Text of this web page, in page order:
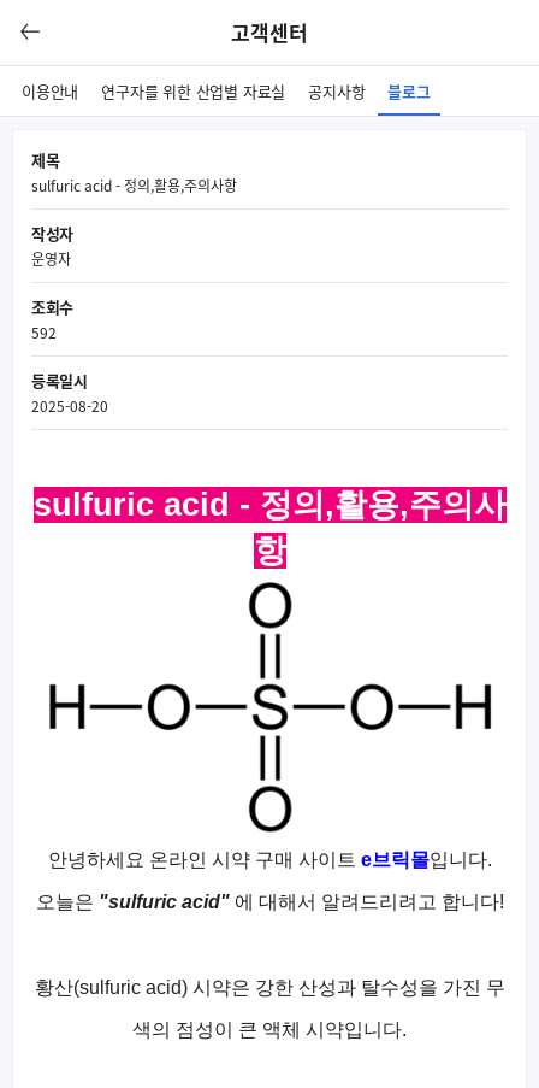
고객센터
이용안내 연구자를 위한 산업별 자료실 공지사항 블로그
제목
sulfuric acid - 정의,활용,주의사항
작성자
운영자
조회수
592
등록일시
2025-08-20
sulfuric acid - 정의,활용,주의사
항
안녕하세요 온라인 시약 구매 사이트 e브릭몰입니다.
오늘은 "sulfuric acid" 에 대해서 알려드리려고 합니다!
황산(sulfuric acid) 시약은 강한 산성과 탈수성을 가진 무
색의 점성이 큰 액체 시약입니다.